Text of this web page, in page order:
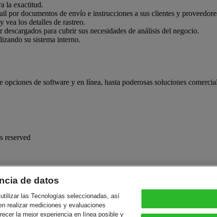
la exactitud.
documentos de envío e instrucciones a sus clientes y
los detalles de rastreo.
para cubrir sus necesidades de análisis del negocio.
su sistema interno.
de software y en línea, hasta poderosas soluciones
reserved
de datos
las Tecnologías seleccionadas, así
realizar mediciones y evaluaciones
la mejor experiencia en línea posible y